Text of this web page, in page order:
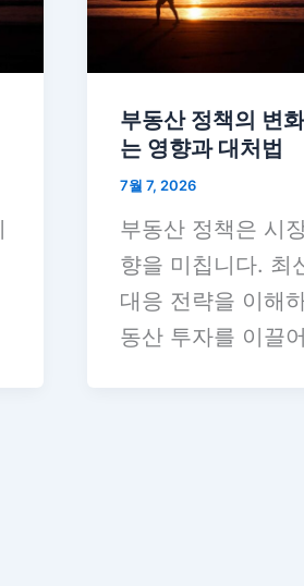
부동산 정책의 변
는 영향과 대처법
7월 7, 2026
부동산 정책은 시
향을 미칩니다. 최
대응 전략을 이해
동산 투자를 이끌